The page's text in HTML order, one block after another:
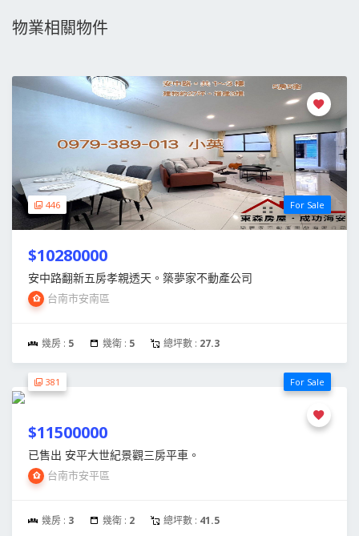
物業相關物件
446 For Sale
$10280000
安中路翻新五房孝親透天。築夢家不動產公司
台南市安南區
幾房 : 5 幾衛 : 5 總坪數 : 27.3
381 For Sale
$11500000
已售出 安平大世紀景觀三房平車。
台南市安平區
幾房 : 3 幾衛 : 2 總坪數 : 41.5